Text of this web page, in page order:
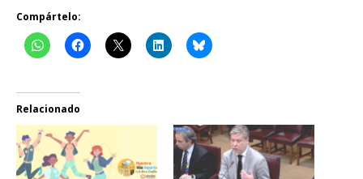
Compártelo:
Relacionado